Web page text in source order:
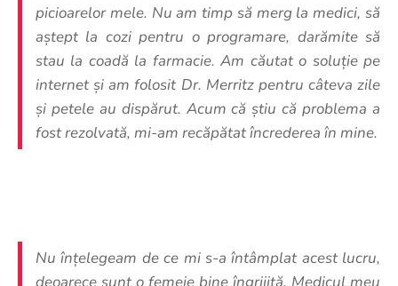
picioarelor mele. Nu am timp să merg la medici, să
aștept la cozi pentru o programare, darămite să
stau la coadă la farmacie. Am căutat o soluție pe
internet și am folosit Dr. Merritz pentru câteva zile
și petele au dispărut. Acum că știu că problema a
fost rezolvată, mi-am recăpătat încrederea în mine.
Nu înțelegeam de ce mi s-a întâmplat acest lucru,
deoarece sunt o femeie bine îngrijită. Medicul meu